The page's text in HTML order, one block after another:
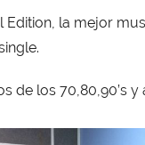
v
o
Edition, la mejor
de los 70,80,90’s y